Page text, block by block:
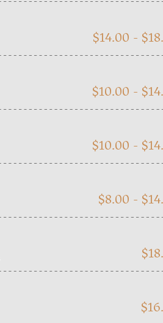
$14.00 - $
$10.00 - $
$10.00 - $
$8.00 - $
$
$